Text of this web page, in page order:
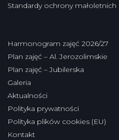
Standardy ochrony małoletnich
Harmonogram zajęć 2026/27
Plan zajęć – Al. Jerozolimskie
Plan zajęć – Jubilerska
Galeria
Aktualności
Polityka prywatności
Polityka plików cookies (EU)
Kontakt